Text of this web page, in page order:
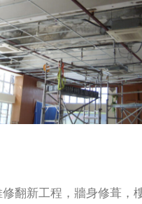
翻新工程，牆身修葺，